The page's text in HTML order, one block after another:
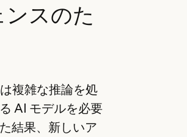
スのた
複雑な推論を処
AI モデルを必要
結果、新しいア